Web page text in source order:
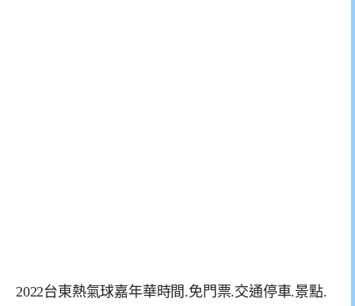
2022台東熱氣球嘉年華時間.免門票.交通停車.景點.